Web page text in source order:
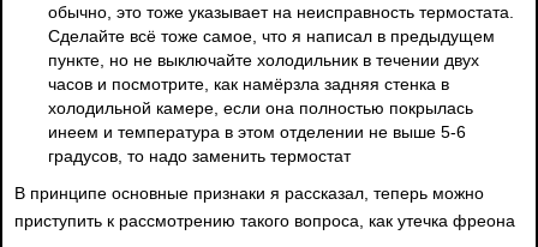
обычно, это тоже указывает на неисправность термостата.
Сделайте всё тоже самое, что я написал в предыдущем
пункте, но не выключайте холодильник в течении двух
часов и посмотрите, как намёрзла задняя стенка в
холодильной камере, если она полностью покрылась
инеем и температура в этом отделении не выше 5-6
градусов, то надо заменить термостат
В принципе основные признаки я рассказал, теперь можно
приступить к рассмотрению такого вопроса, как утечка фреона